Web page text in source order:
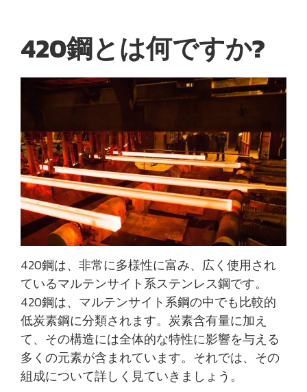
420鋼とは何ですか?
420鋼は、非常に多様性に富み、広く使用され
ているマルテンサイト系ステンレス鋼です。
420鋼は、マルテンサイト系鋼の中でも比較的
低炭素鋼に分類されます。炭素含有量に加え
て、その構造には全体的な特性に影響を与える
多くの元素が含まれています。それでは、その
組成について詳しく見ていきましょう。